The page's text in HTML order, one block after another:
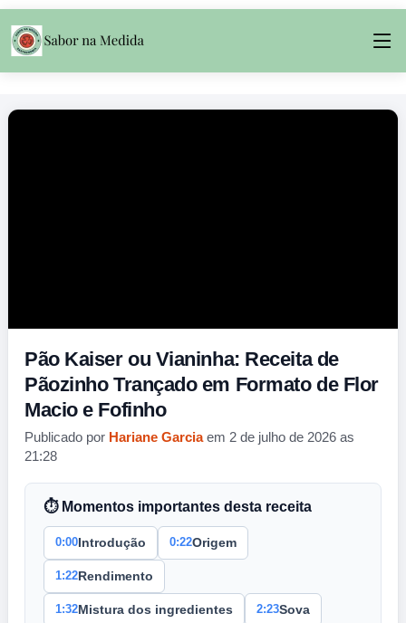
Pão Kaiser ou Vianinha: Receita de
Pãozinho Trançado em Formato de Flor
Macio e Fofinho
Publicado por Hariane Garciaem 2 de julho de 2026 as
21:28
⏱ Momentos importantes desta receita
0:00 Introdução 0:22Origem
1:22 Rendimento
1:32Mistura dos ingredientes 2:23Sova